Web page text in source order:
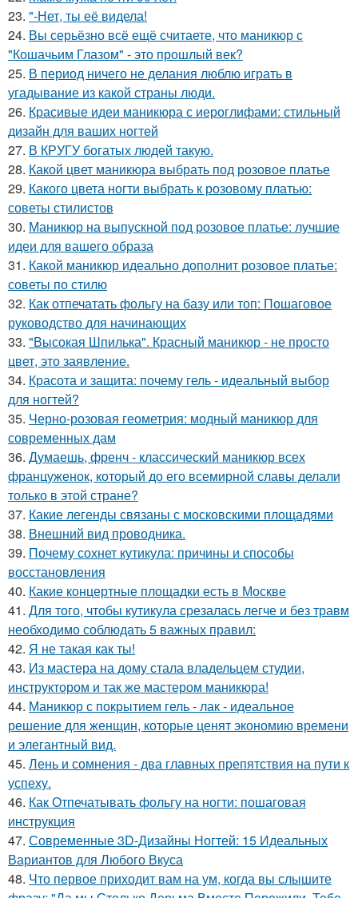
23. "-Нет, ты её видела!
24. Вы серьёзно всё ещё считаете, что маникюр с
"Кошачьим Глазом" - это прошлый век?
25. В период ничего не делания люблю играть в
угадывание из какой страны люди.
26. Красивые идеи маникюра с иероглифами: стильный
дизайн для ваших ногтей
27. В КРУГУ богатых людей такую.
28. Какой цвет маникюра выбрать под розовое платье
29. Какого цвета ногти выбрать к розовому платью:
советы стилистов
30. Маникюр на выпускной под розовое платье: лучшие
идеи для вашего образа
31. Какой маникюр идеально дополнит розовое платье:
советы по стилю
32. Как отпечатать фольгу на базу или топ: Пошаговое
руководство для начинающих
33. "Высокая Шпилька". Красный маникюр - не просто
цвет, это заявление.
34. Красота и защита: почему гель - идеальный выбор
для ногтей?
35. Черно-розовая геометрия: модный маникюр для
современных дам
36. Думаешь, френч - классический маникюр всех
француженок, который до его всемирной славы делали
только в этой стране?
37. Какие легенды связаны с московскими площадями
38. Внешний вид проводника.
39. Почему сохнет кутикула: причины и способы
восстановления
40. Какие концертные площадки есть в Москве
41. Для того, чтобы кутикула срезалась легче и без травм
необходимо соблюдать 5 важных правил:
42. Я не такая как ты!
43. Из мастера на дому стала владельцем студии,
инструктором и так же мастером маникюра!
44. Маникюр с покрытием гель - лак - идеальное
решение для женщин, которые ценят экономию времени
и элегантный вид.
45. Лень и сомнения - два главных препятствия на пути к
успеху.
46. Как Отпечатывать фольгу на ногти: пошаговая
инструкция
47. Современные 3D-Дизайны Ногтей: 15 Идеальных
Вариантов для Любого Вкуса
48. Что первое приходит вам на ум, когда вы слышите